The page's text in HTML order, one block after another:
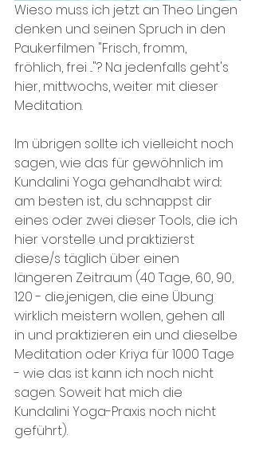
Wieso muss ich jetzt an Theo Lingen
denken und seinen Spruch in den
Paukerfilmen "Frisch, fromm,
fröhlich, frei ..."? Na jedenfalls geht's
hier, mittwochs, weiter mit dieser
Meditation.
Im übrigen sollte ich vielleicht noch
sagen, wie das für gewöhnlich im
Kundalini Yoga gehandhabt wird::
am besten ist, du schnappst dir
eines oder zwei dieser Tools, die ich
hier vorstelle und praktizierst
diese/s täglich über einen
längeren Zeitraum (40 Tage, 60, 90,
120 - die,jenigen, die eine Übung
wirklich meistern wollen, gehen all
in und praktizieren ein und dieselbe
Meditation oder Kriya für 1000 Tage
- wie das ist kann ich noch nicht
sagen. Soweit hat mich die
Kundalini Yoga-Praxis noch nicht
geführt).